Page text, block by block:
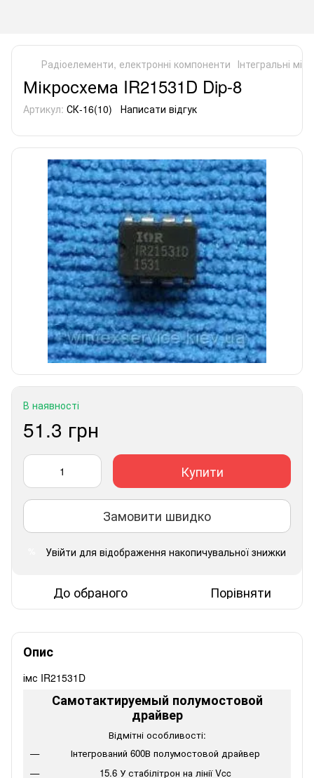
Радіоелементи, електронні компоненти Інтегральні
Мікросхема IR21531D Dip-8
Артикул: СК-16(10) Написати відгук
В наявності
51.3 грн
Купити
Замовити швидко
Увійти для відображення накопичувальної знижки
До обраного Порівняти
Опис
імс IR21531D
Самотактируемый полумостовой
драйвер
Відмітні особливості:
Інтегрований 600В полумостовой драйвер
15.6 У стабілітрон на лінії Vcc